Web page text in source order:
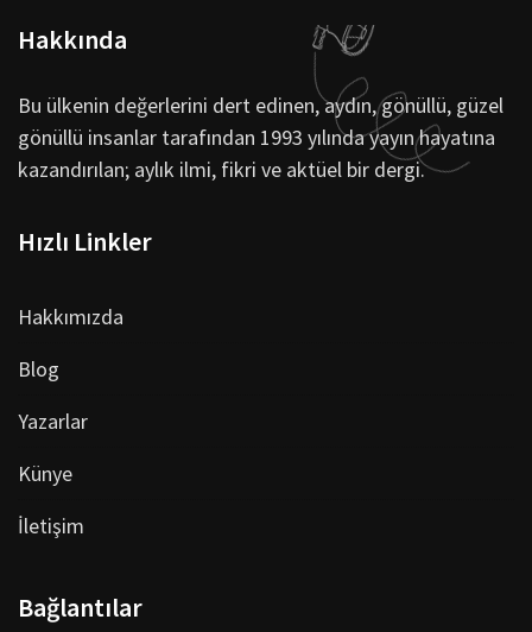
Hakkında
Bu ülkenin değerlerini dert edinen, aydın, gönüllü, güzel
gönüllü insanlar tarafından 1993 yılında yayın hayatına
kazandırılan; aylık ilmi, fikri ve aktüel bir dergi.
Hızlı Linkler
Hakkımızda
Blog
Yazarlar
Künye
İletişim
Bağlantılar